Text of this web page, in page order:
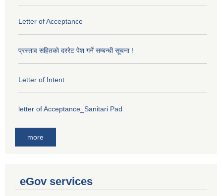
Letter of Acceptance
प्रस्ताव सहितकाे दररेट पेश गर्ने सम्बन्धी सूचना !
Letter of Intent
letter of Acceptance_Sanitari Pad
more
eGov services